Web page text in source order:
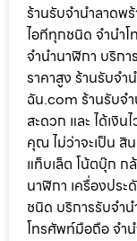
ร้านรับจำนำลาดพ
ไอทีทุกชนิด จำนำโ
จำนำนาฬิกา บริกา
ราคาสูง ร้านรับจำ
ฉัน.com ร้านรับจ
สะดวก และ ได้เงิ
คุณ ไม่ว่าจะเป็น สิ
แท็บเล็ต โน้ตบุ๊ก ก
นาฬิกา เครื่องปร
ชนิด บริการรับจำน
โทรศัพท์มือถือ จำ